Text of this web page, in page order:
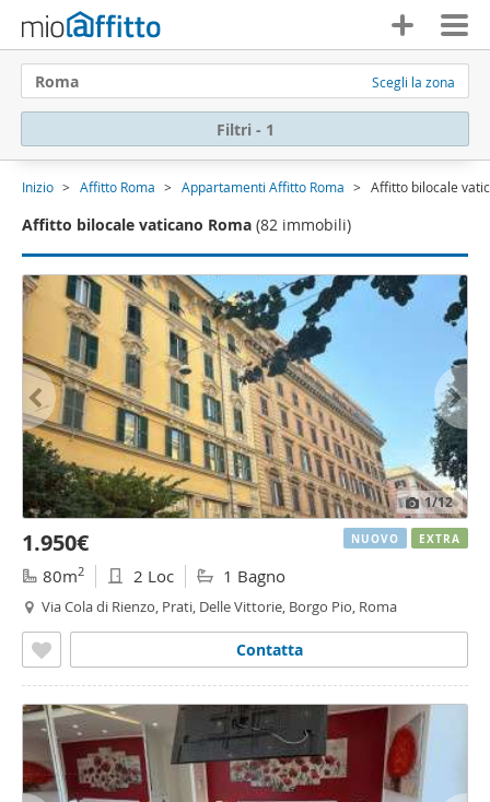
Roma Scegli la zona
Filtri - 1
Inizio Affitto Roma Appartamenti Affitto Roma Affitto bilocale
Affitto bilocale vaticano Roma (82 immobili)
1/12
1.950€
80m2 2 Loc 1 Bagno
Via Cola di Rienzo, Prati, Delle Vittorie, Borgo Pio, Roma
Contatta
NUOVO EXTRA